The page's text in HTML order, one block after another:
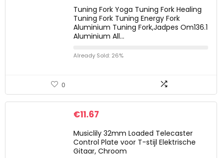
Tuning Fork Yoga Tuning Fork Healing
Tuning Fork Tuning Energy Fork
Aluminium Tuning Fork,Jadpes Om136.1
Aluminium All…
Already Sold: 26%
0
€11.67
Musiclily 32mm Loaded Telecaster
Control Plate voor T-stijl Elektrische
Gitaar, Chroom